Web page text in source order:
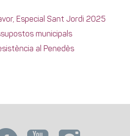
Especial Sant Jordi 2025
municipals
al Penedès